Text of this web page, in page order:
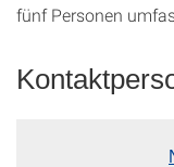
fünf Personen